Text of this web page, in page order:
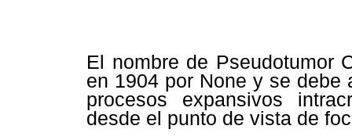
El nombre de Pseudotumor
en 1904 por None y se
procesos expansivos
desde el punto de vista de